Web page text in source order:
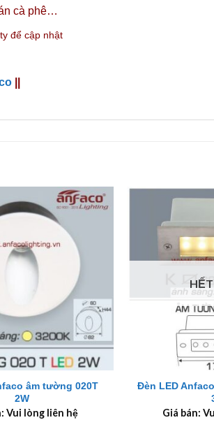
cà phê…
để cập nhật
âm tường 020T
2W
Vui lòng liên hệ
Đèn LED
Giá bán: